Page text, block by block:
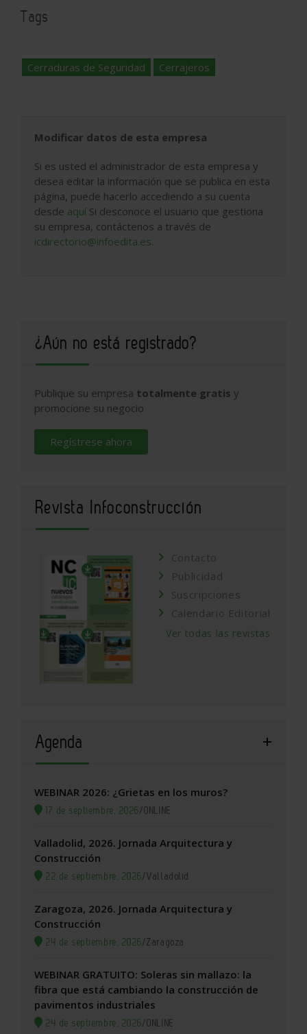
Tags
Cerraduras de Seguridad Cerrajeros
Modificar datos de esta empresa
Si es usted el administrador de esta empresa y
desea editar la información que se publica en esta
página, puede hacerlo accediendo a su cuenta
desde aquí Si desconoce el usuario que gestiona
su empresa, contáctenos a través de
icdirectorio@infoedita.es.
¿Aún no está registrado?
Publique su empresa totalmente gratis y
promocione su negocio
Regístrese ahora
Revista Infoconstrucción
Contacto
Publicidad
Suscripciones
Calendario Editorial
Ver todas las revistas
Agenda
WEBINAR 2026: ¿Grietas en los muros?
17 de septiembre, 2026/ONLINE
Valladolid, 2026. Jornada Arquitectura y
Construcción
22 de septiembre, 2026/Valladolid
Zaragoza, 2026. Jornada Arquitectura y
Construcción
24 de septiembre, 2026/Zaragoza
WEBINAR GRATUITO: Soleras sin mallazo: la
fibra que está cambiando la construcción de
pavimentos industriales
24 de septiembre, 2026/ONLINE